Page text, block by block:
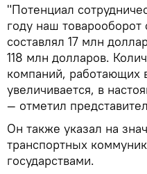
"Потенциал
году наш
составлял 17 млн
118 млн долларов.
компаний, работающих
увеличивается, в
— отметил
Он также указал на
транспортных
государствами.